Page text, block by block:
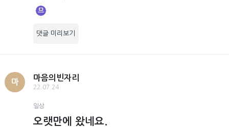
므
댓글 미리보기
마
마음의빈자리
22.07.24
일상
오랫만에 왔네요.